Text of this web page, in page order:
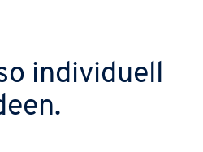
individuell